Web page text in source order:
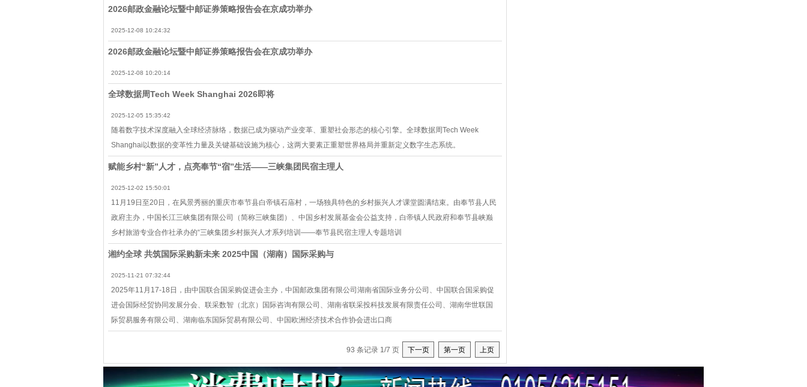
2026邮政金融论坛暨中邮证券策略报告会在京成功举办
2025-12-08 10:24:32
2026邮政金融论坛暨中邮证券策略报告会在京成功举办
2025-12-08 10:20:14
全球数据周Tech Week Shanghai 2026即将
2025-12-05 15:35:42
随着数字技术深度融入全球经济脉络，数据已成为驱动产业变革、重塑社会形态的核心引擎。全球数据周Tech Week
Shanghai以数据的变⾰性⼒量及关键基础设施为核⼼，这两⼤要素正重塑世界格局并重新定义数字⽣态系统。
赋能乡村“新”人才，点亮奉节“宿”生活——三峡集团民宿主理人
2025-12-02 15:50:01
11月19日至20日，在风景秀丽的重庆市奉节县白帝镇石庙村，一场独具特色的乡村振兴人才课堂圆满结束。由奉节县人民
政府主办，中国长江三峡集团有限公司（简称三峡集团）、中国乡村发展基金会公益支持，白帝镇人民政府和奉节县峡巅
乡村旅游专业合作社承办的“三峡集团乡村振兴人才系列培训——奉节县民宿主理人专题培训
湘约全球 共筑国际采购新未来 2025中国（湖南）国际采购与
2025-11-21 07:32:44
2025年11月17-18日，由中国联合国采购促进会主办，中国邮政集团有限公司湖南省国际业务分公司、中国联合国采购促
进会国际经贸协同发展分会、联采数智（北京）国际咨询有限公司、湖南省联采投科技发展有限责任公司、湖南华世联国
际贸易服务有限公司、湖南临东国际贸易有限公司、中国欧洲经济技术合作协会进出口商
93 条记录 1/7 页 下一页 第一页 上页